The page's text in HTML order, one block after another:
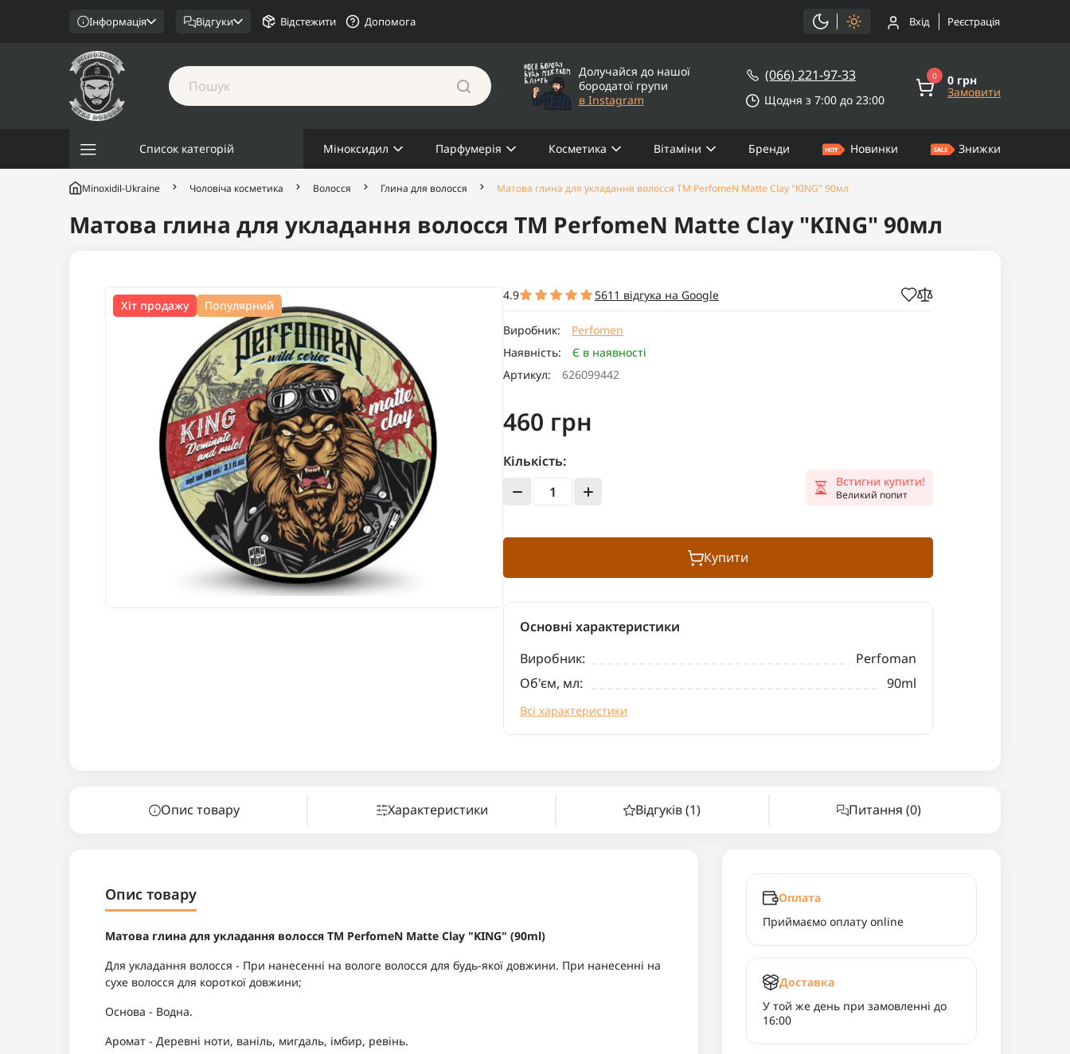
Інформація Відгуки Відстежити Допомога Вхід Реєстрація
Долучайся до нашої
бородатої групи
в Instagram
(066) 221-97-33
Щодня з 7:00 до 23:00
0 0 грн
Замовити
Список категорій Міноксидил Парфумерія Косметика Вітаміни Бренди Новинки Знижки
Minoxidil-Ukraine Чоловіча косметика Волосся Глина для волосся Матова глина для укладання волосся TM PerfomeN Matte Clay "KING" 90мл
Матова глина для укладання волосся TM PerfomeN Matte Clay "KING" 90мл
Хіт продажу Популярний
4.9 5611 відгука на Google
Виробник:
Perfomen
Наявність:
Є в наявності
Артикул:
626099442
460 грн
Кількість:
Встигни купити!
Великий попит
Купити
Основні характеристики
Виробник:
Perfoman
Об'єм, мл:
90ml
Всі характеристики
Опис товару Характеристики Відгуків (1) Питання (0)
Опис товару
Матова глина для укладання волосся TM PerfomeN Matte Clay "KING" (90ml)
Для укладання волосся - При нанесенні на вологе волосся для будь-якої довжини. При нанесенні на
сухе волосся для короткої довжини;
Основа - Водна.
Аромат - Деревні ноти, ваніль, мигдаль, імбир, ревінь.
Оплата
Приймаємо оплату online
Доставка
У той же день при замовленні до
16:00